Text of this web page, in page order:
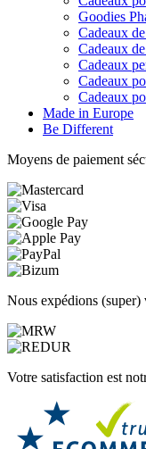
Goodies
Cadeaux
Cadeaux
Cadeaux
Cadeaux
Cadeaux
Made in Europe
Be Different
Moyens de paiement
Nous expédions (super)
Votre satisfaction est